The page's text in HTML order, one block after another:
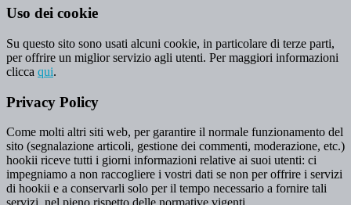
Uso dei cookie
Su questo sito sono usati alcuni cookie, in particolare di terze parti,
per offrire un miglior servizio agli utenti. Per maggiori informazioni
clicca qui.
Privacy Policy
Come molti altri siti web, per garantire il normale funzionamento del
sito (segnalazione articoli, gestione dei commenti, moderazione, etc.)
hookii riceve tutti i giorni informazioni relative ai suoi utenti: ci
impegniamo a non raccogliere i vostri dati se non per offrire i servizi
di hookii e a conservarli solo per il tempo necessario a fornire tali